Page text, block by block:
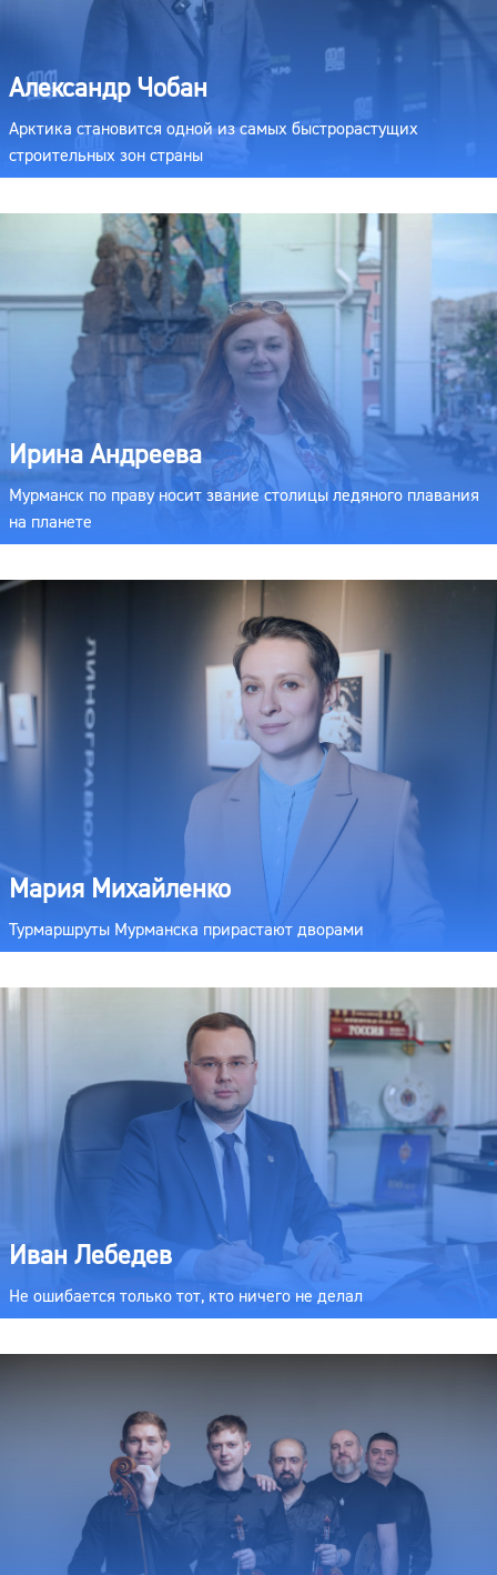
Александр Чобан
Арктика становится одной из самых быстрорастущих
строительных зон страны
Ирина Андреева
Мурманск по праву носит звание столицы ледяного плавания
на планете
Мария Михайленко
Турмаршруты Мурманска прирастают дворами
Иван Лебедев
Не ошибается только тот, кто ничего не делал